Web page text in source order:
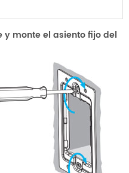
y monte el asiento fijo del